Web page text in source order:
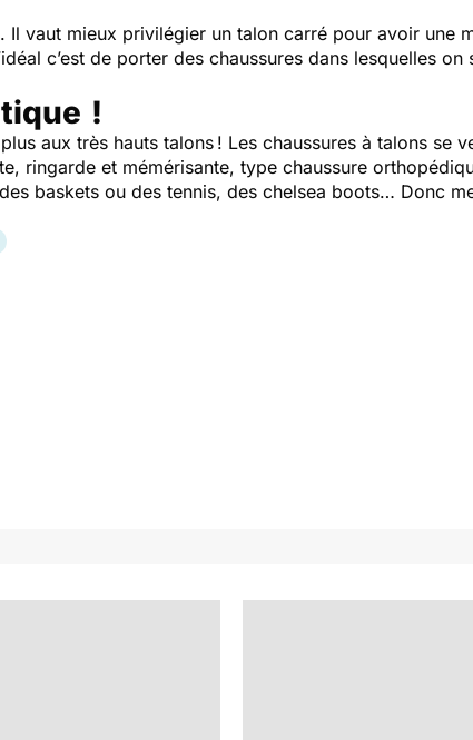
vaut mieux privilégier un talon carré pour avoir une
c’est de porter des chaussures dans lesquelles on
!
aux très hauts talons ! Les chaussures à talons se
ringarde et mémérisante, type chaussure
baskets ou des tennis, des chelsea boots… Donc